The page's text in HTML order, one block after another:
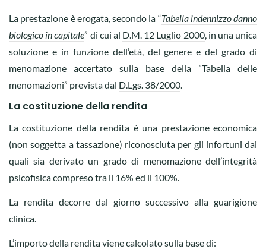
La prestazione è erogata, secondo la “Tabella indennizzo danno
biologico in capitale” di cui al D.M. 12 Luglio 2000, in una unica
soluzione e in funzione dell’età, del genere e del grado di
menomazione accertato sulla base della ”Tabella delle
menomazioni” prevista dal D.Lgs. 38/2000.
La costituzione della rendita
La costituzione della rendita è una prestazione economica
(non soggetta a tassazione) riconosciuta per gli infortuni dai
quali sia derivato un grado di menomazione dell’integrità
psicofisica compreso tra il 16% ed il 100%.
La rendita decorre dal giorno successivo alla guarigione
clinica.
L’importo della rendita viene calcolato sulla base di: